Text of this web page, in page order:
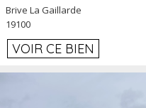
Brive La Gaillarde
19100
VOIR CE BIEN